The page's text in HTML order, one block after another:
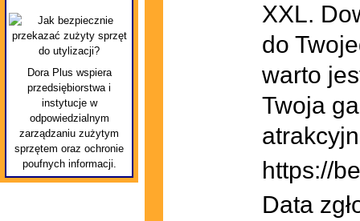
Dora Plus wspiera
przedsiębiorstwa i
instytucje w
odpowiedzialnym
zarządzaniu zużytym
sprzętem oraz ochronie
poufnych informacji.
XXL.
do
warto
Twoja
https://
Data